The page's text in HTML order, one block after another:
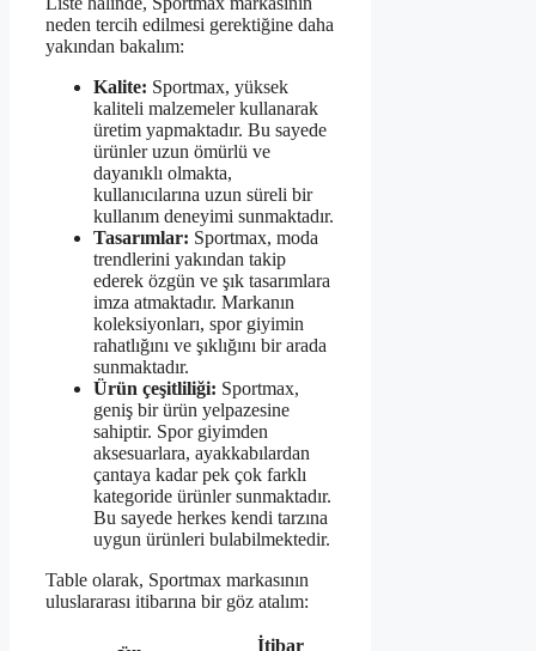
neden tercih edilmesi gerektiğine daha
yakından bakalım:
Kalite: Sportmax, yüksek
kaliteli malzemeler kullanarak
üretim yapmaktadır. Bu sayede
ürünler uzun ömürlü ve
dayanıklı olmakta,
kullanıcılarına uzun süreli bir
kullanım deneyimi sunmaktadır.
Tasarımlar: Sportmax, moda
trendlerini yakından takip
ederek özgün ve şık tasarımlara
imza atmaktadır. Markanın
koleksiyonları, spor giyimin
rahatlığını ve şıklığını bir arada
sunmaktadır.
Ürün çeşitliliği: Sportmax,
geniş bir ürün yelpazesine
sahiptir. Spor giyimden
aksesuarlara, ayakkabılardan
çantaya kadar pek çok farklı
kategoride ürünler sunmaktadır.
Bu sayede herkes kendi tarzına
uygun ürünleri bulabilmektedir.
Table olarak, Sportmax markasının
uluslararası itibarına bir göz atalım:
İtibar